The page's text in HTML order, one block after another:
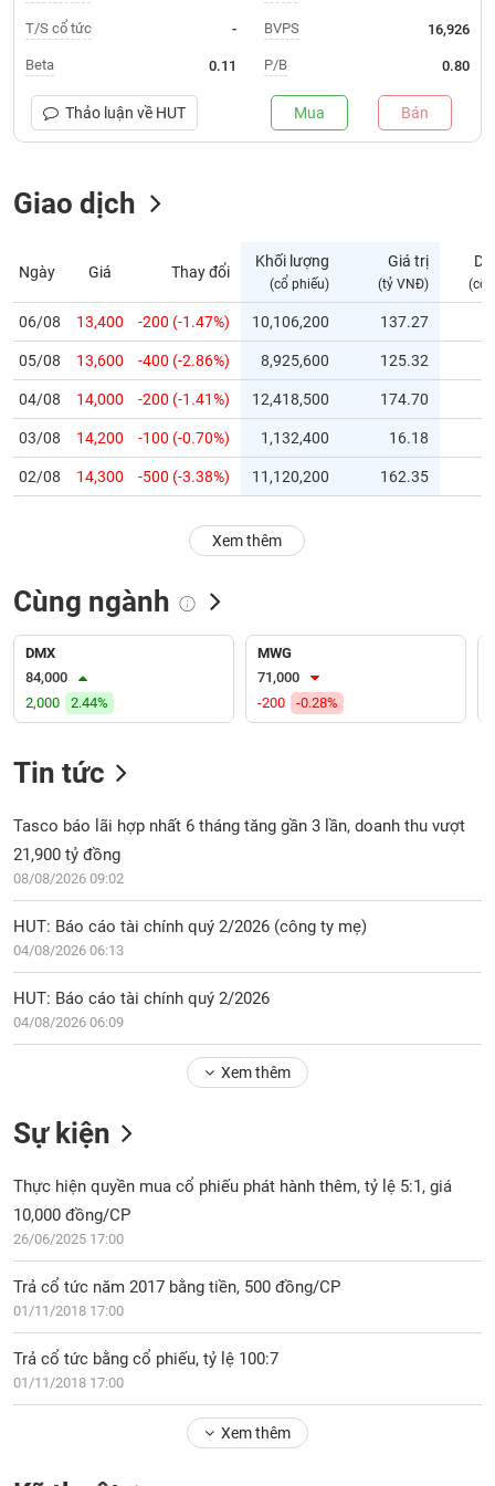
Trạng
thái
phiếu
thị
trường
yết
Niêm
mới
Niêm
yết
bổ
Hủy
dõi
biệt
Không
được
Cổ
phiếu
chi
tiết
Tổng
quan
Giao
chính
tích
kỹ
thuật
sơ
doanh
Tin
tức
T/S cổ tức -
Beta 0.11
BVPS 16,926
P/B 0.80
Thảo luận về HUT Mua Bán
Giao dịch
Ngày Giá Thay đổi
Khối lượng
(cổ phiếu)
Giá trị
(tỷ VNĐ) (cổ
06/08 13,400 -200 (-1.47%) 10,106,200 137.27
05/08 13,600 -400 (-2.86%) 8,925,600 125.32
04/08 14,000 -200 (-1.41%) 12,418,500 174.70
03/08 14,200 -100 (-0.70%) 1,132,400 16.18
02/08 14,300 -500 (-3.38%) 11,120,200 162.35
Xem thêm
Cùng ngành
DMX
84,000
2,000
2.44%
MWG
71,000
-200
-0.28%
Tin tức
Tasco báo lãi hợp nhất 6 tháng tăng gần 3 lần, doanh thu vượt
21,900 tỷ đồng
08/08/2026 09:02
HUT: Báo cáo tài chính quý 2/2026 (công ty mẹ)
04/08/2026 06:13
HUT: Báo cáo tài chính quý 2/2026
04/08/2026 06:09
Xem thêm
Sự kiện
Thực hiện quyền mua cổ phiếu phát hành thêm, tỷ lệ 5:1, giá
10,000 đồng/CP
26/06/2025 17:00
Trả cổ tức năm 2017 bằng tiền, 500 đồng/CP
01/11/2018 17:00
Trả cổ tức bằng cổ phiếu, tỷ lệ 100:7
01/11/2018 17:00
Xem thêm
NGÀNH
NGHIỆP
CỔ
SINH
TRÁI
PHIẾU
CÔNG
ĐẦU
TƯ
DỮ
LIỆU
TIN
MỚI
Ngành
(-)
VS-
SECTOR
NĂNG
NGUYÊN
VẬT
LIỆU